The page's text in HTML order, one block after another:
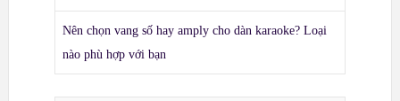
Nên chọn vang số hay amply cho dàn karaoke? Loại
nào phù hợp với bạn